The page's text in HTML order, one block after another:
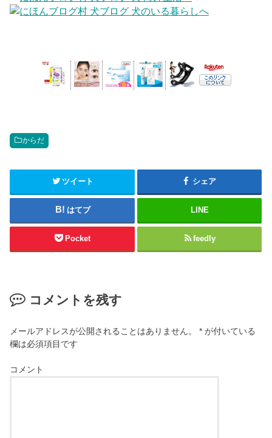
からだ
ツイート シェア
はてブ LINE
Pocket feedly
コメントを残す
メールアドレスが公開されることはありません。 * が付いている
欄は必須項目です
コメント